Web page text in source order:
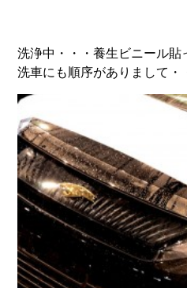
洗浄中・・・養生ビニール貼
洗車にも順序がありまして・